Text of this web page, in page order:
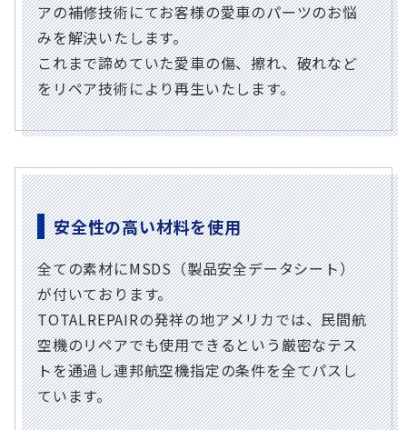
アの補修技術にてお客様の愛車のパーツのお悩
みを解決いたします。
これまで諦めていた愛車の傷、擦れ、破れなど
をリペア技術により再生いたします。
安全性の高い材料を使用
全ての素材にMSDS（製品安全データシート）
が付いております。
TOTALREPAIRの発祥の地アメリカでは、民間航
空機のリペアでも使用できるという厳密なテス
トを通過し連邦航空機指定の条件を全てパスし
ています。